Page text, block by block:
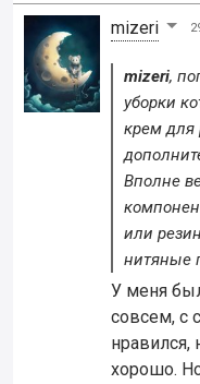
mizeri
mizeri,
уборки
крем для
Вполне
или
нитяные
У меня
совсем, с
хорошо.